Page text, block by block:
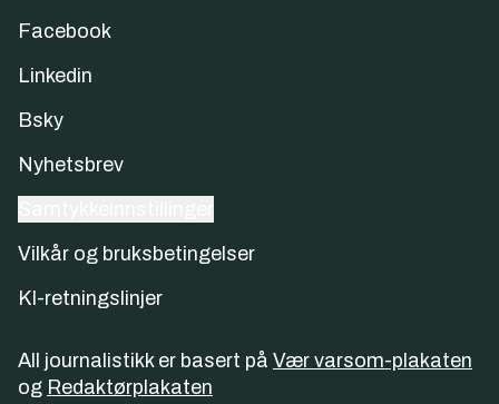
Facebook
Linkedin
Bsky
Nyhetsbrev
Vilkår og bruksbetingelser
KI-retningslinjer
All journalistikk er basert på Vær varsom-plakaten
og Redaktørplakaten